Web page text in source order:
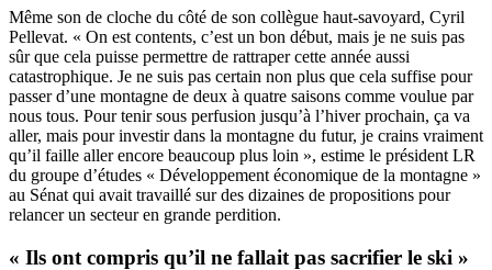
Même son de cloche du côté de son collègue haut-savoyard, Cyril
Pellevat. « On est contents, c’est un bon début, mais je ne suis pas
sûr que cela puisse permettre de rattraper cette année aussi
catastrophique. Je ne suis pas certain non plus que cela suffise pour
passer d’une montagne de deux à quatre saisons comme voulue par
nous tous. Pour tenir sous perfusion jusqu’à l’hiver prochain, ça va
aller, mais pour investir dans la montagne du futur, je crains vraiment
qu’il faille aller encore beaucoup plus loin », estime le président LR
du groupe d’études « Développement économique de la montagne »
au Sénat qui avait travaillé sur des dizaines de propositions pour
relancer un secteur en grande perdition.
« Ils ont compris qu’il ne fallait pas sacrifier le ski »